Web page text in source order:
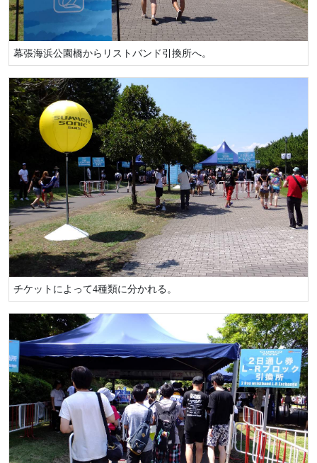
幕張海浜公園橋からリストバンド引換所へ。
チケットによって4種類に分かれる。